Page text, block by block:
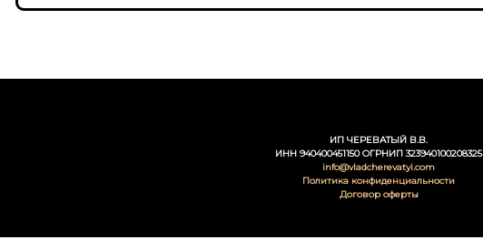
ИП ЧЕРЕВАТЫЙ В.В.
ИНН 940400451150 ОГРНИП 323940100208325
info@vladcherevatyi.com
Политика конфиденциальности
Договор оферты